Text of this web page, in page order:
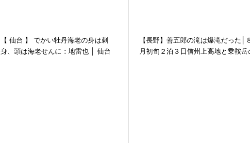
【 仙台 】 でかい牡丹海老の身は刺
身、頭は海老せんに：地雷也 │ 仙台
【長野】善五郎の滝は爆滝だった│
月初旬２泊３日信州上高地と乗鞍岳